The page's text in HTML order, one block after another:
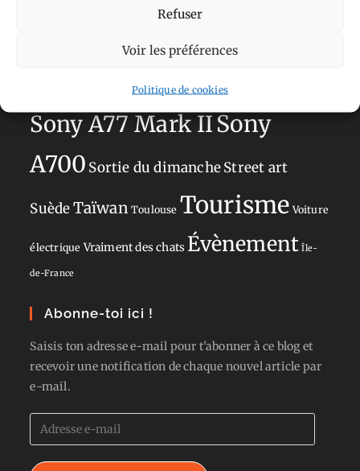
Refuser
Voir les préférences
Politique de cookies
Olympus OM-D E-M5
Paris Pays-Bas
Sans adresseSavoie
Sony A77 Mark IISony
A700 Sortie du dimancheStreet art
SuèdeTaïwan Toulouse Tourisme Voiture
électrique Vraiment des chats Évènement Île-
de-France
Abonne-toi ici !
Saisis ton adresse e-mail pour t'abonner à ce blog et
recevoir une notification de chaque nouvel article par
e-mail.
Adresse
e-
mail